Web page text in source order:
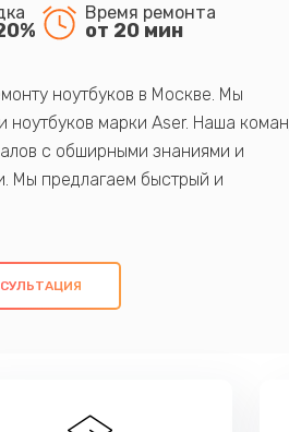
Время ремонта
от 20 мин
ноутбуков в Москве. Мы
ноутбуков марки Aser. Наша
с обширными знаниями и
Мы предлагаем быстрый и
оригинальных компонентов, а
обслуживание, удовлетворяя их
записаться на ремонт уже